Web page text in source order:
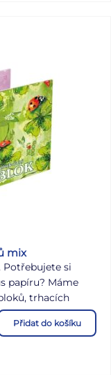
mix
Potřebujete si
papíru? Máme
trhacích
v různých
listů: 50 listů
Přidat do košíku